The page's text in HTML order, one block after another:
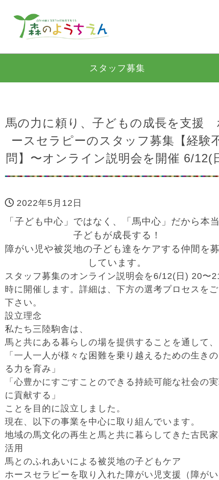
スタッフ募集
馬の力に頼り、子どもの成長を支援
ースセラピーのスタッフ募集【経験
問】〜オンライン説明会を開催 6/12(
2022年5月12日
「子ども中心」ではなく、「馬中心」だから本
子どもが成長する！
障がい児や被災地の子ども達をケアする仲間を
しています。
スタッフ募集のオンライン説明会を6/12(日) 20〜
時に開催します。詳細は、下方の選考プロセスを
下さい。
設立理念
私たち三陸駒舎は、
馬と共にある暮らしの場を提供することを通して、
「一人一人が様々な困難を乗り越えるための生き
る力を育み」
「心豊かにすごすことのできる持続可能な社会の
に貢献する」
ことを目的に設立しました。
現在、以下の事業を中心に取り組んでいます。
地域の馬文化の再生と馬と共に暮らしてきた古民
活用
馬とのふれあいによる被災地の子どもケア
ホースセラピーを取り入れた障がい児支援（障が